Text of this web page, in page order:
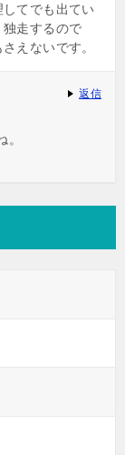
てでも出てい
独走するので
えないです。
返信